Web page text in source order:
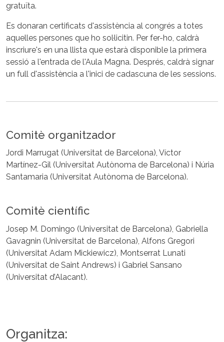
gratuïta.
Es donaran certificats d'assistència al congrés a totes
aquelles persones que ho sol·licitin. Per fer-ho, caldrà
inscriure's en una llista que estarà disponible la primera
sessió a l'entrada de l'Aula Magna. Després, caldrà signar
un full d'assistència a l'inici de cadascuna de les sessions.
Comitè organitzador
Jordi Marrugat (Universitat de Barcelona), Víctor
Martínez-Gil (Universitat Autònoma de Barcelona) i Núria
Santamaria (Universitat Autònoma de Barcelona).
Comitè científic
Josep M. Domingo (Universitat de Barcelona), Gabriella
Gavagnin (Universitat de Barcelona), Alfons Gregori
(Universitat Adam Mickiewicz), Montserrat Lunati
(Universitat de Saint Andrews) i Gabriel Sansano
(Universitat d’Alacant).
Organitza: